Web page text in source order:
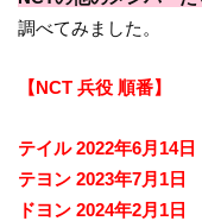
調べてみました。
【NCT 兵役 順番】
テイル 2022年6月14日
テヨン 2023年7月1日
ドヨン 2024年2月1日